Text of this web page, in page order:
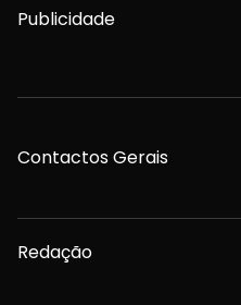
Publicidade
Contactos Gerais
Redação